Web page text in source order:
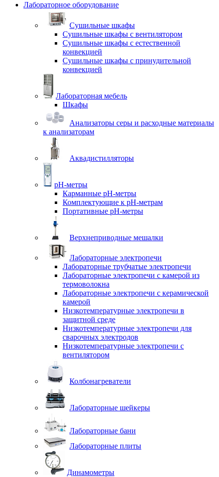
Лабораторное оборудование
Cушильные шкафы
Сушильные шкафы с вентилятором
Сушильные шкафы с естественной
конвекцией
Сушильные шкафы с принудительной
конвекцией
Лабораторная мебель
Шкафы
Анализаторы серы и расходные материалы
к анализаторам
Аквадистилляторы
pH-метры
Карманные pH-метры
Комплектующие к pH-метрам
Портативные pH-метры
Верхнеприводные мешалки
Лабораторные электропечи
Лабораторные трубчатые электропечи
Лабораторные электропечи с камерой из
термоволокна
Лабораторные электропечи с керамической
камерой
Низкотемпературные электропечи в
защитной среде
Низкотемпературные электропечи для
cварочных электродов
Низкотемпературные электропечи с
вентилятором
Колбонагреватели
Лабораторные шейкеры
Лабораторные бани
Лабораторные плиты
Динамометры